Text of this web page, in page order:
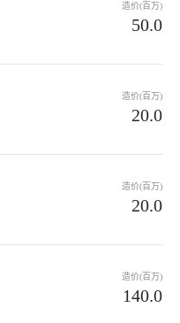
造价(百万)
50.0
造价(百万)
20.0
造价(百万)
20.0
造价(百万)
140.0